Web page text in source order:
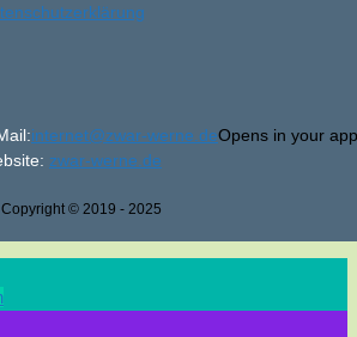
internet@zwar-werne.deOpens in your
zwar-werne.de
© 2019 - 2025